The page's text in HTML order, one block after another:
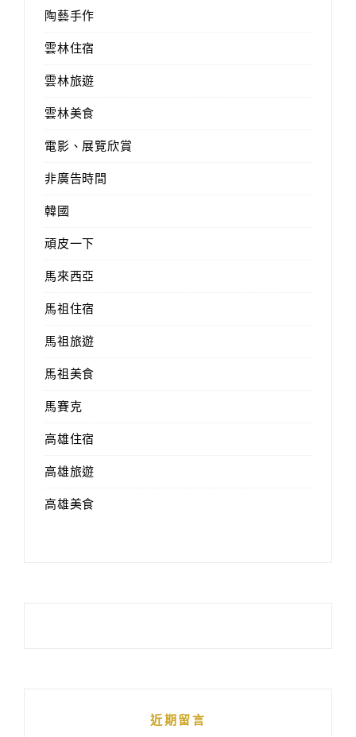
陶藝手作
雲林住宿
雲林旅遊
雲林美食
電影、展覽欣賞
非廣告時間
韓國
頑皮一下
馬來西亞
馬祖住宿
馬祖旅遊
馬祖美食
馬賽克
高雄住宿
高雄旅遊
高雄美食
近期留言